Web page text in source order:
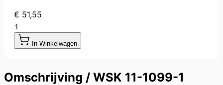
€ 51,55
Aantal
In Winkelwagen
Omschrijving / WSK 11-1099-1